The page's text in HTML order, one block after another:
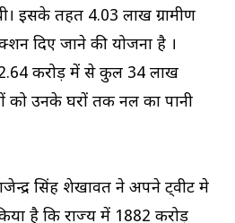
इसके तहत 4.03 लाख ग्रामीण
दिए जाने की योजना है ।
करोड़ में से कुल 34 लाख
को उनके घरों तक नल का पानी
सिंह शेखावत ने अपने ट्वीट मे
है कि राज्य में 1882 करोड़